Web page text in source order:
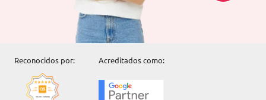
Reconocidos por: Acreditados como: